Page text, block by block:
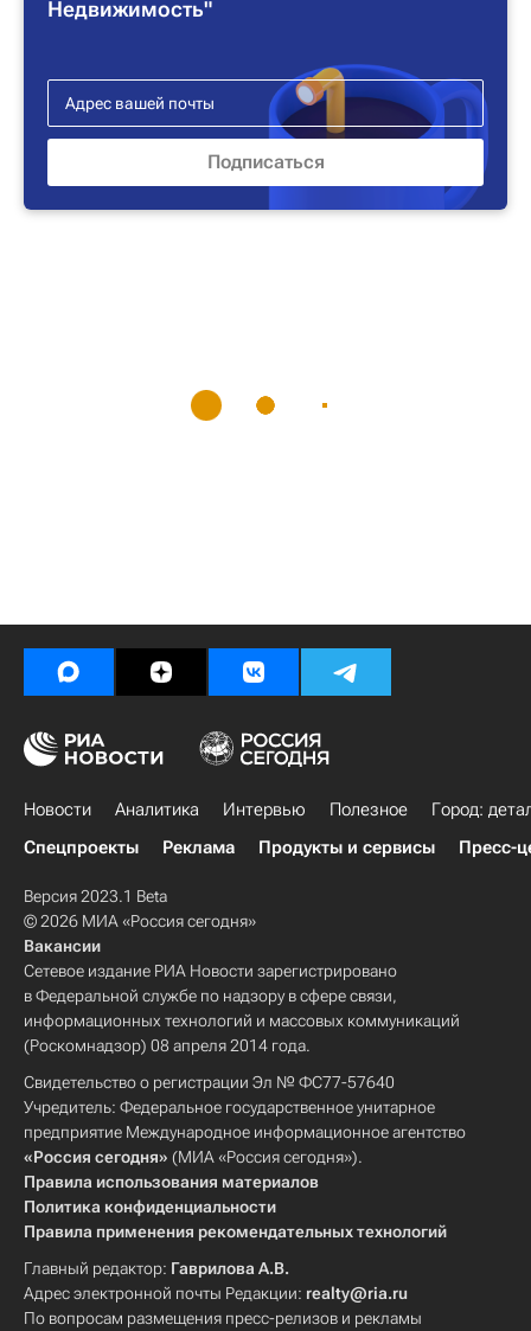
Недвижимость"
Новости Аналитика Интервью Полезное
Город:
Спецпроекты
Реклама Продукты и сервисы Пресс-
Версия 2023.1 Beta
© 2026 МИА «Россия сегодня»
Вакансии
Сетевое издание РИА Новости зарегистрировано
в Федеральной службе по надзору в сфере связи,
информационных технологий и массовых коммуникаций
(Роскомнадзор) 08 апреля 2014 года.
Свидетельство о регистрации Эл № ФС77-57640
Учредитель: Федеральное государственное унитарное
предприятие Международное информационное агентство
«Россия сегодня» (МИА «Россия сегодня»).
Правила использования материалов
Политика конфиденциальности
Правила применения рекомендательных технологий
Главный редактор: Гаврилова А.В.
Адрес электронной почты Редакции: realty@ria.ru
По вопросам размещения пресс-релизов и рекламы